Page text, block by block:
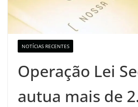
NOTÍCIAS RECENTES
Operação Lei
autua mais de